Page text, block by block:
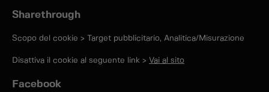
Sharethrough
Scopo del cookie > Target pubblicitario, Analitica/Misurazione
Disattiva il cookie al seguente link > Vai al sito
Facebook